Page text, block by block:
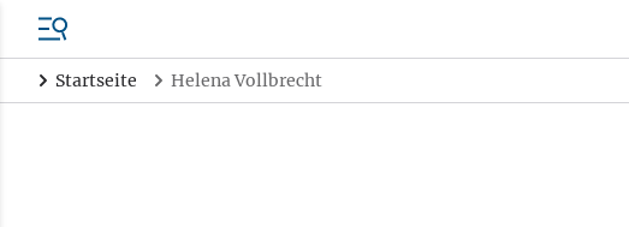
Startseite Helena Vollbrecht